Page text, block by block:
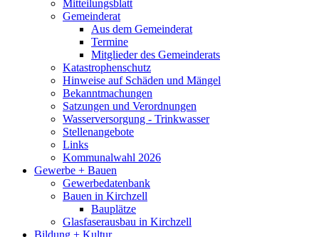
Mitteilungsblatt
Gemeinderat
Aus dem Gemeinderat
Termine
Mitglieder des Gemeinderats
Katastrophenschutz
Hinweise auf Schäden und Mängel
Bekanntmachungen
Satzungen und Verordnungen
Wasserversorgung - Trinkwasser
Stellenangebote
Links
Kommunalwahl 2026
Gewerbe + Bauen
Gewerbedatenbank
Bauen in Kirchzell
Bauplätze
Glasfaserausbau in Kirchzell
Bildung + Kultur